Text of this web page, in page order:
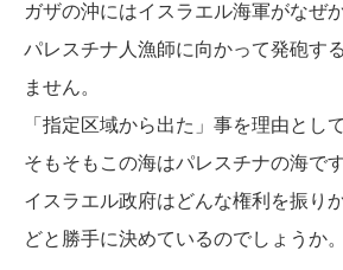
ガザの沖にはイスラエル海軍がなぜ
パレスチナ人漁師に向かって発砲す
ません。
「指定区域から出た」事を理由とし
そもそもこの海はパレスチナの海です
イスラエル政府はどんな権利を振り
どと勝手に決めているのでしょうか。